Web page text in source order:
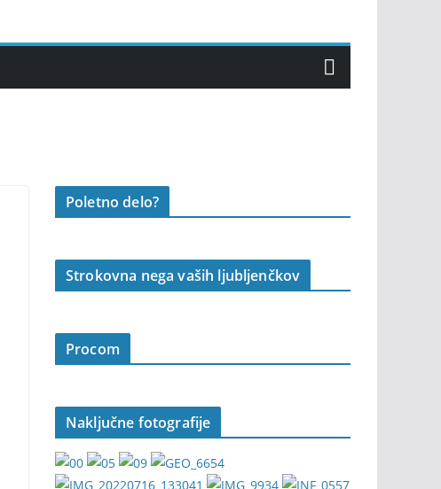
Poletno delo?
Strokovna nega vaših ljubljenčkov
Procom
Naključne fotografije